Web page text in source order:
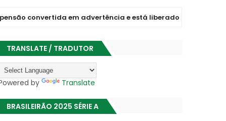
em advertência e está liberado para jogar
TRANSLATE / TRADUTOR
by Translate
BRASILEIRÃO 2025 SÉRIE A